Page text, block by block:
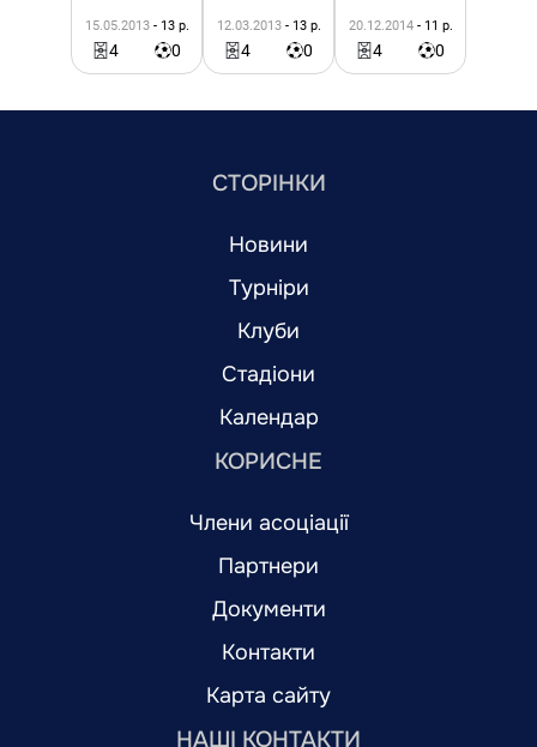
15.05.2013 - 13 р.
4 0
12.03.2013 - 13 р.
4 0
20.12.2014 - 11 р.
4 0
СТОРІНКИ
Новини
Турніри
Клуби
Стадіони
Календар
КОРИСНЕ
Члени асоціації
Партнери
Документи
Контакти
Карта сайту
НАШІ КОНТАКТИ